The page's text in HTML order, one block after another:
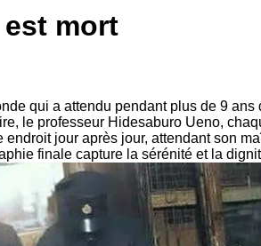
mort
qui a attendu pendant plus de 9
le professeur Hidesaburo Ueno,
jour après jour, attendant son
finale capture la sérénité et la